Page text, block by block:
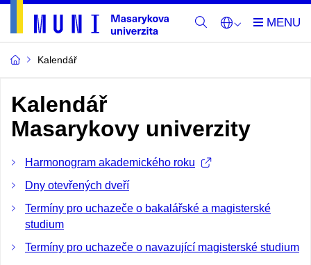
Kalendář
Kalendář
Masarykovy univerzity
Harmonogram akademického roku
Dny otevřených dveří
Termíny pro uchazeče o bakalářské a magisterské
studium
Termíny pro uchazeče o navazující magisterské studium